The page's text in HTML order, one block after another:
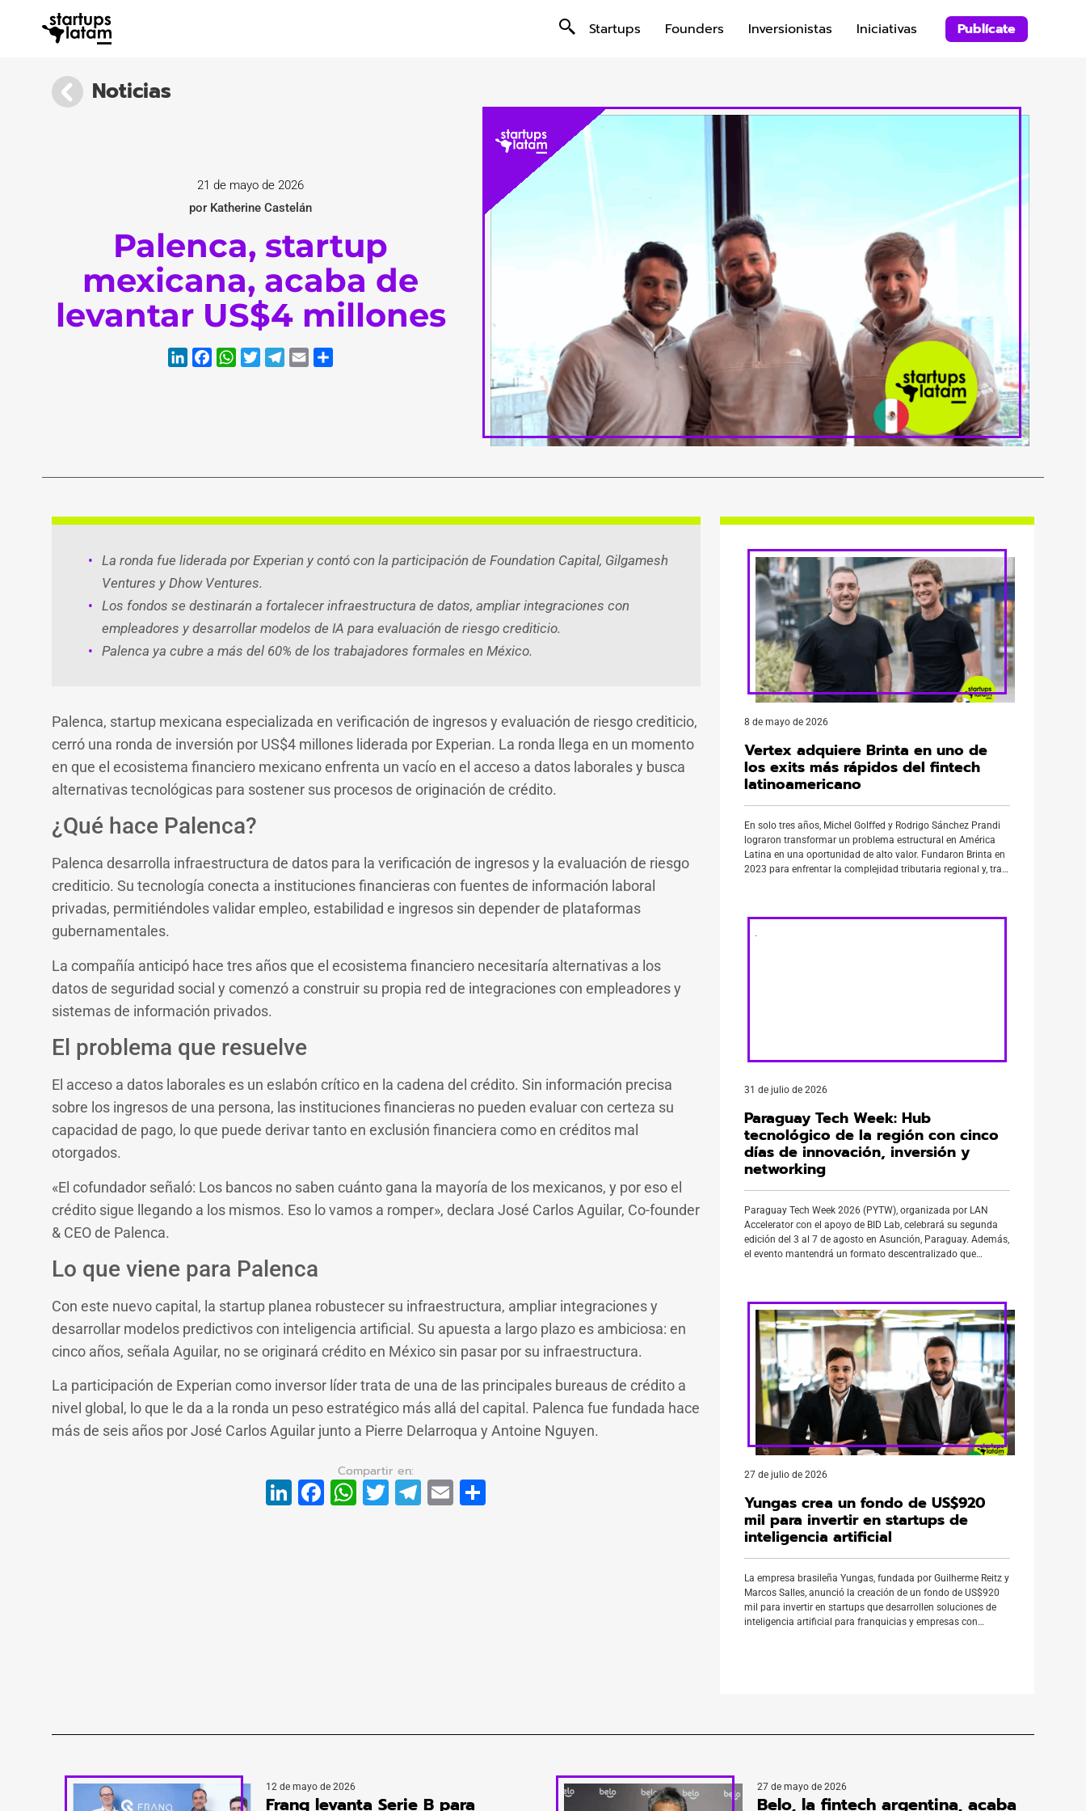
Startups Founders Inversionistas Iniciativas Publícate
Noticias
21 de mayo de 2026
por Katherine Castelán
Palenca, startup
mexicana, acaba de
levantar US$4 millones
LinkedIn
Facebook
WhatsApp
Twitter
Telegram
EmailCompartir
La ronda fue liderada por Experian y contó con la participación de Foundation Capital, Gilgamesh
Ventures y Dhow Ventures.
Los fondos se destinarán a fortalecer infraestructura de datos, ampliar integraciones con
empleadores y desarrollar modelos de IA para evaluación de riesgo crediticio.
Palenca ya cubre a más del 60% de los trabajadores formales en México.
Palenca, startup mexicana especializada en verificación de ingresos y evaluación de riesgo crediticio,
cerró una ronda de inversión por US$4 millones liderada por Experian. La ronda llega en un momento
en que el ecosistema financiero mexicano enfrenta un vacío en el acceso a datos laborales y busca
alternativas tecnológicas para sostener sus procesos de originación de crédito.
¿Qué hace Palenca?
Palenca desarrolla infraestructura de datos para la verificación de ingresos y la evaluación de riesgo
crediticio. Su tecnología conecta a instituciones financieras con fuentes de información laboral
privadas, permitiéndoles validar empleo, estabilidad e ingresos sin depender de plataformas
gubernamentales.
La compañía anticipó hace tres años que el ecosistema financiero necesitaría alternativas a los
datos de seguridad social y comenzó a construir su propia red de integraciones con empleadores y
sistemas de información privados.
El problema que resuelve
El acceso a datos laborales es un eslabón crítico en la cadena del crédito. Sin información precisa
sobre los ingresos de una persona, las instituciones financieras no pueden evaluar con certeza su
capacidad de pago, lo que puede derivar tanto en exclusión financiera como en créditos mal
otorgados.
«El cofundador señaló: Los bancos no saben cuánto gana la mayoría de los mexicanos, y por eso el
crédito sigue llegando a los mismos. Eso lo vamos a romper», declara José Carlos Aguilar, Co-founder
& CEO de Palenca.
Lo que viene para Palenca
Con este nuevo capital, la startup planea robustecer su infraestructura, ampliar integraciones y
desarrollar modelos predictivos con inteligencia artificial. Su apuesta a largo plazo es ambiciosa: en
cinco años, señala Aguilar, no se originará crédito en México sin pasar por su infraestructura.
La participación de Experian como inversor líder trata de una de las principales bureaus de crédito a
nivel global, lo que le da a la ronda un peso estratégico más allá del capital. Palenca fue fundada hace
más de seis años por José Carlos Aguilar junto a Pierre Delarroqua y Antoine Nguyen.
LinkedIn
Facebook
WhatsApp
Twitter
Telegram
Email
8 de mayo de 2026
Vertex adquiere Brinta en uno de
los exits más rápidos del fintech
latinoamericano
En solo tres años, Michel Golffed y Rodrigo Sánchez Prandi
lograron transformar un problema estructural en América
Latina en una oportunidad de alto valor. Fundaron Brinta en
2023 para enfrentar la complejidad tributaria regional y, tras
31 de julio de 2026
Paraguay Tech Week: Hub
tecnológico de la región con cinco
días de innovación, inversión y
networking
Paraguay Tech Week 2026 (PYTW), organizada por LAN
Accelerator con el apoyo de BID Lab, celebrará su segunda
edición del 3 al 7 de agosto en Asunción, Paraguay. Además,
el evento mantendrá un formato descentralizado que
27 de julio de 2026
Yungas crea un fondo de US$920
mil para invertir en startups de
inteligencia artificial
La empresa brasileña Yungas, fundada por Guilherme Reitz y
Marcos Salles, anunció la creación de un fondo de US$920
mil para invertir en startups que desarrollen soluciones de
inteligencia artificial para franquicias y empresas con
12 de mayo de 2026
Franq levanta Serie B para
27 de mayo de 2026
Belo, la fintech argentina, acaba